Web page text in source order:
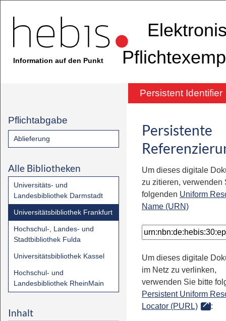
Information auf den Punkt
Persistent Identifier
Pflichtabgabe
Ablieferung
Alle Bibliotheken
Universitäts- und
Landesbibliothek Darmstadt
Universitätsbibliothek Frankfurt
Hochschul-, Landes- und
Stadtbibliothek Fulda
Universitätsbibliothek Kassel
Hochschul- und
Landesbibliothek RheinMain
Inhalt
Persistente
Um dieses digitale
zu zitieren, verwenden
folgenden Uniform
Name (URN)
Um dieses digitale
im Netz zu verlinken,
verwenden Sie bitte
Persistent Uniform
Locator (PURL)
: